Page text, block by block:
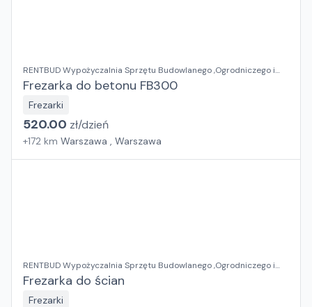
RENTBUD Wypożyczalnia Sprzętu Budowlanego ,Ogrodniczego i
Elektronarzędzi
Frezarka do betonu FB300
Frezarki
520.00 zł/dzień
+172 km Warszawa , Warszawa
RENTBUD Wypożyczalnia Sprzętu Budowlanego ,Ogrodniczego i
Elektronarzędzi
Frezarka do ścian
Frezarki